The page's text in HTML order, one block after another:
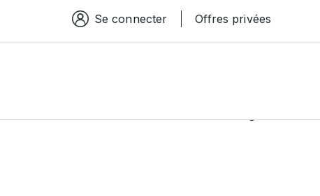
Espace connexion
Se connecter Offres privées